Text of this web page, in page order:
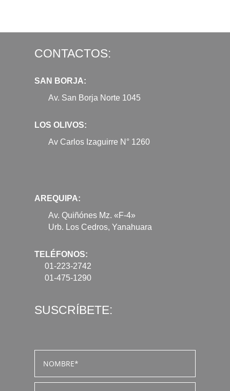
CONTACTOS:
SAN BORJA:
Av. San Borja Norte 1045
LOS OLIVOS:
Av Carlos Izaguirre N° 1260
AREQUIPA:
Av. Quiñónes Mz. «F-4»
Urb. Los Cedros, Yanahuara
TELÉFONOS:
01-223-2742
01-475-1290
SUSCRÍBETE: